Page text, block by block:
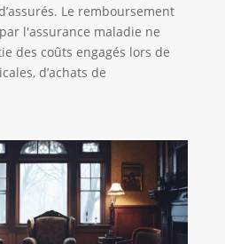
Le remboursement
l'assurance maladie ne
des coûts engagés lors de
d’achats de